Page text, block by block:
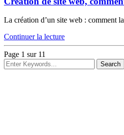
La création d’un site web : comment
Continuer la lecture
Page 1 sur 11